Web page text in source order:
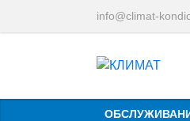
info@climat-